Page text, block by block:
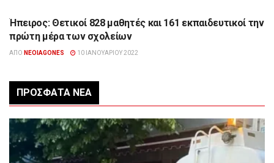
ΉΠΕΙΡΟΣ
Ήπειρος: Θετικοί 828 μαθητές και 161 εκπαιδευτικοί την
πρώτη μέρα των σχολείων
ΑΠΌ NEOIAGONES 10 ΙΑΝΟΥΑΡΊΟΥ 2022
ΠΡΌΣΦΑΤΑ ΝΈΑ